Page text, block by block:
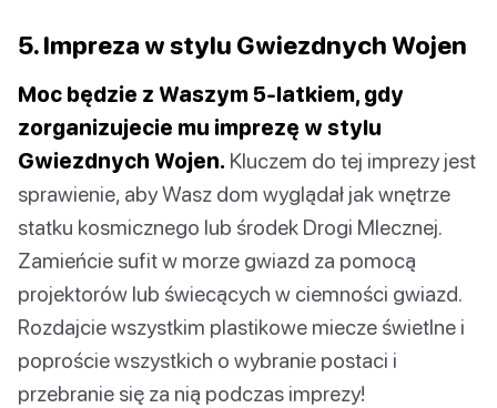
5. Impreza w stylu Gwiezdnych Wojen
Moc będzie z Waszym 5-latkiem, gdy
zorganizujecie mu imprezę w stylu
Gwiezdnych Wojen. Kluczem do tej imprezy jest
sprawienie, aby Wasz dom wyglądał jak wnętrze
statku kosmicznego lub środek Drogi Mlecznej.
Zamieńcie sufit w morze gwiazd za pomocą
projektorów lub świecących w ciemności gwiazd.
Rozdajcie wszystkim plastikowe miecze świetlne i
poproście wszystkich o wybranie postaci i
przebranie się za nią podczas imprezy!